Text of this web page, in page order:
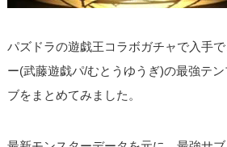
パズドラの遊戯王コラボガチャで入手
ー(武藤遊戯パ/むとうゆうぎ)の最強テ
ブをまとめてみました。